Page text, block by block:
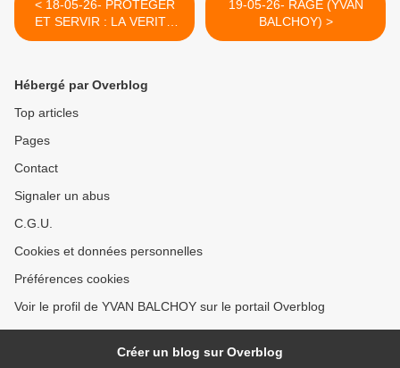
< 18-05-26- PROTEGER
ET SERVIR : LA VERITE
D'UNE POLICIERE, AGNES
19-05-26- RAGE (YVAN
BALCHOY) >
Hébergé par Overblog
Top articles
Pages
Contact
Signaler un abus
C.G.U.
Cookies et données personnelles
Préférences cookies
Voir le profil de YVAN BALCHOY sur le portail Overblog
Créer un blog sur Overblog